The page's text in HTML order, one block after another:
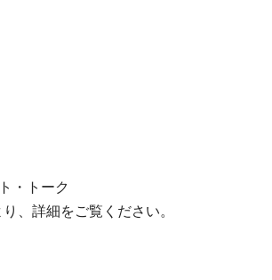
・トーク
り、詳細をご覧ください。